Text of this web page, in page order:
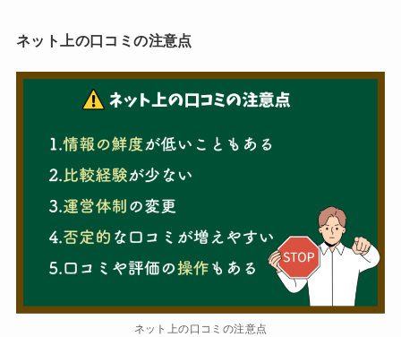
ネット上の口コミの注意点
ネット上の口コミの注意点